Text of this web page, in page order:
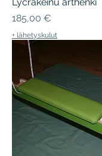
Hinta
185,00 €
+ lähetyskulut